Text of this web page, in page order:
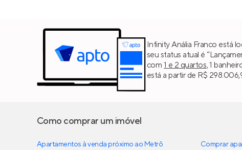
Infinity Anália Franco está
seu status atual é
com 1 e 2 quartos, 1
está a partir de R$
Como comprar um imóvel
Apartamentos à venda próximo ao Metrô
Comprar